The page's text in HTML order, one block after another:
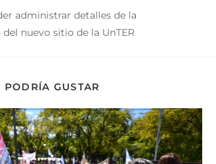
administrar detalles de la
nuevo sitio de la UnTER
PODRÍA GUSTAR